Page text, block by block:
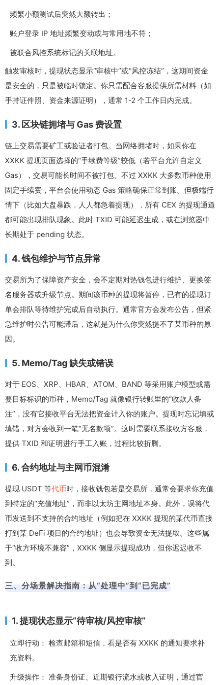
频繁小额测试后突然大额转出；
账户登录 IP 地址频繁变动或与常用地不符；
被联合风控系统标记的关联地址。
触发审核时，提现状态显示“审核中”或“风控冻结”，这期间资金
是安全的，只是被临时锁定。你只需配合客服提供所需材料（如
手持证件照、资金来源证明），通常 1-2 个工作日内完成。
3. 区块链拥堵与 Gas 费设置
链上交易需要矿工或验证者打包。当网络拥堵时，如果你在
XXKK 提现页面选择的“手续费等级”较低（若平台允许自定义
Gas），交易可能长时间不被打包。不过 XXKK 大多数币种使用
固定手续费，平台会使用动态 Gas 策略确保正常到账。但极端行
情下（比如大盘暴跌，人人都急着提现），所有 CEX 的提现通道
都可能出现排队现象。此时 TXID 可能延迟生成，或在浏览器中
长期处于 pending 状态。
4. 钱包维护与节点异常
交易所为了保障资产安全，会不定期对热钱包进行维护、更换签
名服务器或升级节点。期间该币种的提现将暂停，已有的提现订
单会排队等待维护完成后自动执行。通常官方会发布公告，但紧
急维护时公告可能滞后，这就是为什么你突然提不了某币种的原
因。
5. Memo/Tag 缺失或错误
对于 EOS、XRP、HBAR、ATOM、BAND 等采用账户模型或需
要目标标识的币种，Memo/Tag 就像银行转账里的“收款人备
注”，没有它接收平台无法把资金计入你的账户。提现时忘记填或
填错，对方会收到一笔“无名款项”。这时需要联系接收方客服，
提供 TXID 和证明进行手工入账，过程比较折腾。
6. 合约地址与主网币混淆
提现 USDT 等代币时，接收钱包若是交易所，通常会要求你充值
到特定的“充值地址”，而非以太坊主网地址本身。此外，误将代
币发送到不支持的合约地址（例如把在 XXKK 提现的某代币直接
打到某 DeFi 项目的合约地址）也会导致资金无法提取。这些属
于“收方环境不兼容”，XXKK 侧显示提现成功，但你迟迟收不
到。
三、分场景解决指南：从“处理中”到“已完成”
1. 提现状态显示“待审核/风控审核”
立即行动： 检查邮箱和短信，看是否有 XXKK 的通知要求补
充资料。
升级操作： 准备身份证、近期银行流水或收入证明，通过官